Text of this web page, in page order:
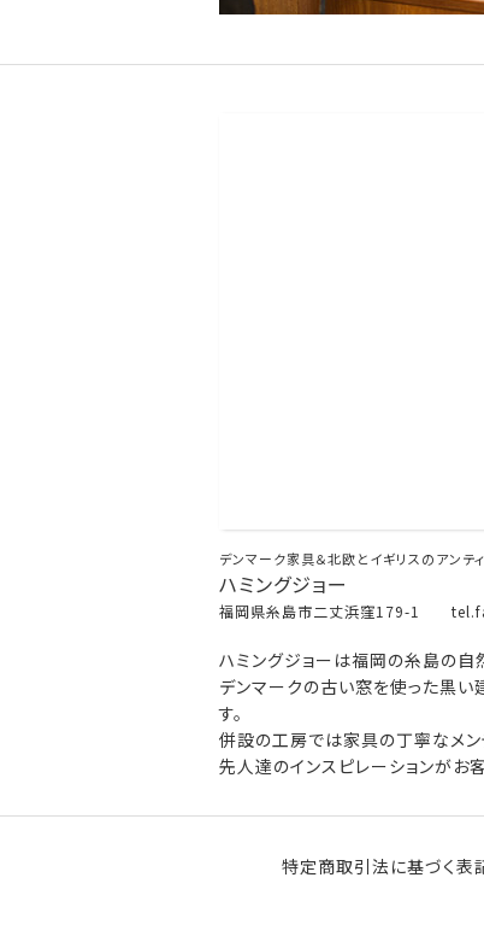
デンマーク家具＆北欧とイギリスのアンテ
ハミングジョー
福岡県糸島市二丈浜窪179-1
ハミングジョーは福岡の糸島の自
デンマークの古い窓を使った黒い
す。
併設の工房では家具の丁寧なメン
先人達のインスピレーションがお
特定商取引法に基づく表